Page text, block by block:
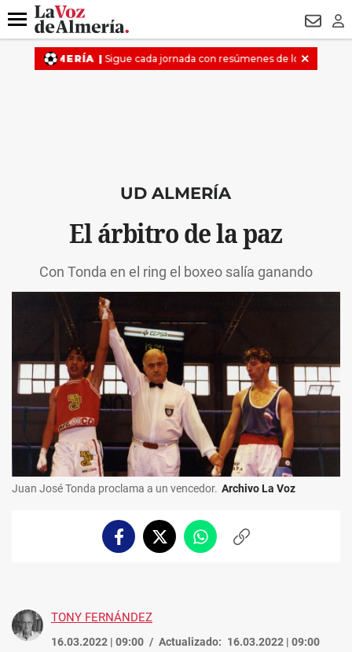
DESTACADO DRON UDA
Menú
UD ALMERÍA
El árbitro de la paz
Con Tonda en el ring el boxeo salía ganando
Juan José Tonda proclama a un vencedor. Archivo La Voz
FacebookTwitterWhatsappCopiar
TONY FERNÁNDEZ
16.03.2022 | 09:00 Actualizado: 16.03.2022 | 09:00